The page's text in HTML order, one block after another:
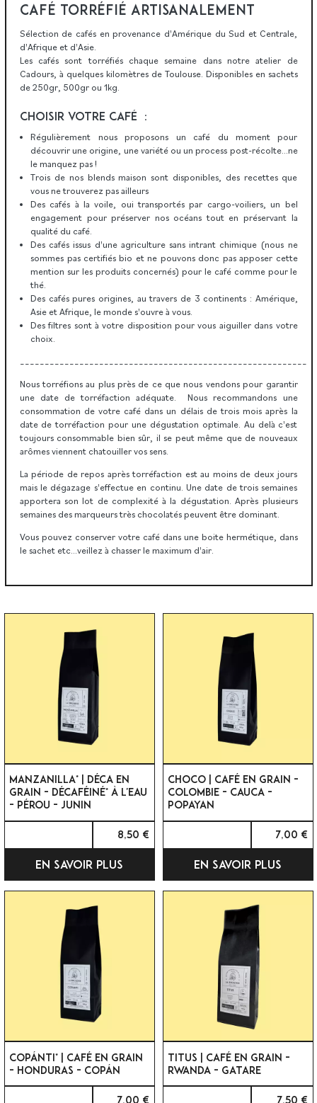
CAFÉ TORRÉFIÉ ARTISANALEMENT
Sélection de cafés en provenance d'Amérique du Sud et Centrale,
d'Afrique et d'Asie.
Les cafés sont torréfiés chaque semaine dans notre atelier de
Cadours, à quelques kilomètres de Toulouse. Disponibles en sachets
de 250gr, 500gr ou 1kg.
CHOISIR VOTRE CAFÉ :
Régulièrement nous proposons un café du moment pour
découvrir une origine, une variété ou un process post-récolte...ne
le manquez pas !
Trois de nos blends maison sont disponibles, des recettes que
vous ne trouverez pas ailleurs
Des cafés à la voile, oui transportés par cargo-voiliers, un bel
engagement pour préserver nos océans tout en préservant la
qualité du café.
Des cafés issus d'une agriculture sans intrant chimique (nous ne
sommes pas certifiés bio et ne pouvons donc pas apposer cette
mention sur les produits concernés) pour le café comme pour le
thé.
Des cafés pures origines, au travers de 3 continents : Amérique,
Asie et Afrique, le monde s'ouvre à vous.
Des filtres sont à votre disposition pour vous aiguiller dans votre
choix.
__________________________________________________________
Nous torréfions au plus près de ce que nous vendons pour garantir
une date de torréfaction adéquate. Nous recommandons une
consommation de votre café dans un délais de trois mois après la
date de torréfaction pour une dégustation optimale. Au delà c'est
toujours consommable bien sûr, il se peut même que de nouveaux
arômes viennent chatouiller vos sens.
La période de repos après torréfaction est au moins de deux jours
mais le dégazage s'effectue en continu. Une date de trois semaines
apportera son lot de complexité à la dégustation. Après plusieurs
semaines des marqueurs très chocolatés peuvent être dominant.
Vous pouvez conserver votre café dans une boite hermétique, dans
le sachet etc...veillez à chasser le maximum d'air.
MANZANILLA* | DÉCA EN
GRAIN - DÉCAFÉINÉ* À L'EAU
- PÉROU - JUNIN
8,50 €
EN SAVOIR PLUS
CHOCO | CAFÉ EN GRAIN -
COLOMBIE - CAUCA -
POPAYAN
7,00 €
EN SAVOIR PLUS
COPÁNTI* | CAFÉ EN GRAIN
- HONDURAS - COPÁN
7,00 €
TITUS | CAFÉ EN GRAIN -
RWANDA - GATARE
7,50 €